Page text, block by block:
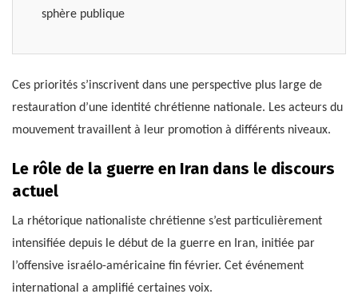
sphère publique
Ces priorités s’inscrivent dans une perspective plus large de
restauration d’une identité chrétienne nationale. Les acteurs du
mouvement travaillent à leur promotion à différents niveaux.
Le rôle de la guerre en Iran dans le discours
actuel
La rhétorique nationaliste chrétienne s’est particulièrement
intensifiée depuis le début de la guerre en Iran, initiée par
l’offensive israélo-américaine fin février. Cet événement
international a amplifié certaines voix.